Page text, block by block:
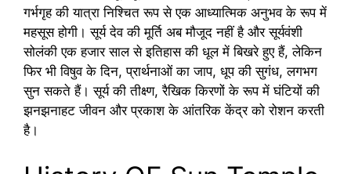
गर्भगृह की यात्रा निश्चित रूप से एक आध्यात्मिक अनुभव के रूप में
महसूस होगी। सूर्य देव की मूर्ति अब मौजूद नहीं है और सूर्यवंशी
सोलंकी एक हजार साल से इतिहास की धूल में बिखरे हुए हैं, लेकिन
फिर भी विषुव के दिन, प्रार्थनाओं का जाप, धूप की सुगंध, लगभग
सुन सकते हैं। सूर्य की तीक्ष्ण, रैखिक किरणों के रूप में घंटियों की
झनझनाहट जीवन और प्रकाश के आंतरिक केंद्र को रोशन करती
है।